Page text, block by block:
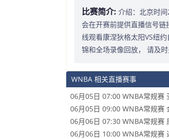
比赛简介: 介绍：北京时
会在开赛前提供直播信号
线观看康涅狄格太阳VS纽
锦和全场录像回放， 请及
WNBA 相关直播赛事
06月05日 07:00 WNBA常规赛
06月05日 09:00 WNBA常规赛
06月06日 07:30 WNBA常规赛
06月06日 10:00 WNBA常规赛